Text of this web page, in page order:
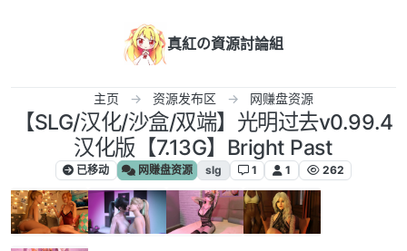
真紅の資源討論組
主页 资源发布区 网赚盘资源
【SLG/汉化/沙盒/双端】光明过去v0.99.4
汉化版【7.13G】Bright Past
已移动 网赚盘资源 slg 1 1 262